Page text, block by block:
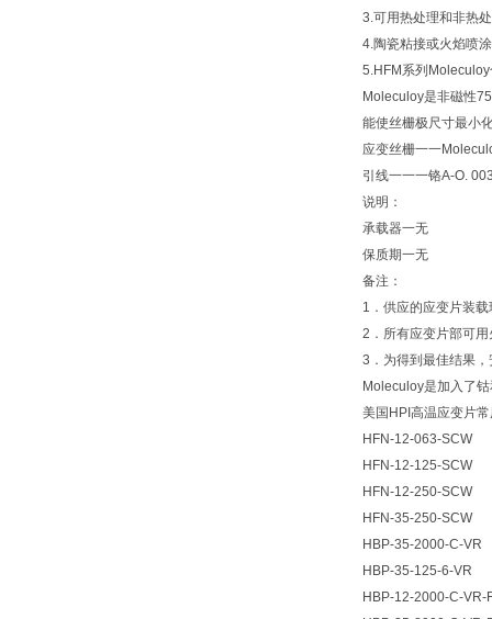
3.可用热处理和非热
4.陶瓷粘接或火焰喷
5.HFM系列
Moleculoy是非磁性
能使丝栅极尺寸最小
应变丝栅一一
引线一一一铬A-O.
说明：
承载器一无
保质期一无
备注：
1．供应的应变片装
2．所有应变片部可
3．为得到最佳结果
Moleculoy是加入了
美国HPI高温应变片
HFN-12-063-SCW
HFN-12-125-SCW
HFN-12-250-SCW
HFN-35-250-SCW
HBP-35-2000-C-VR
HBP-35-125-6-VR
HBP-12-2000-C-VR-